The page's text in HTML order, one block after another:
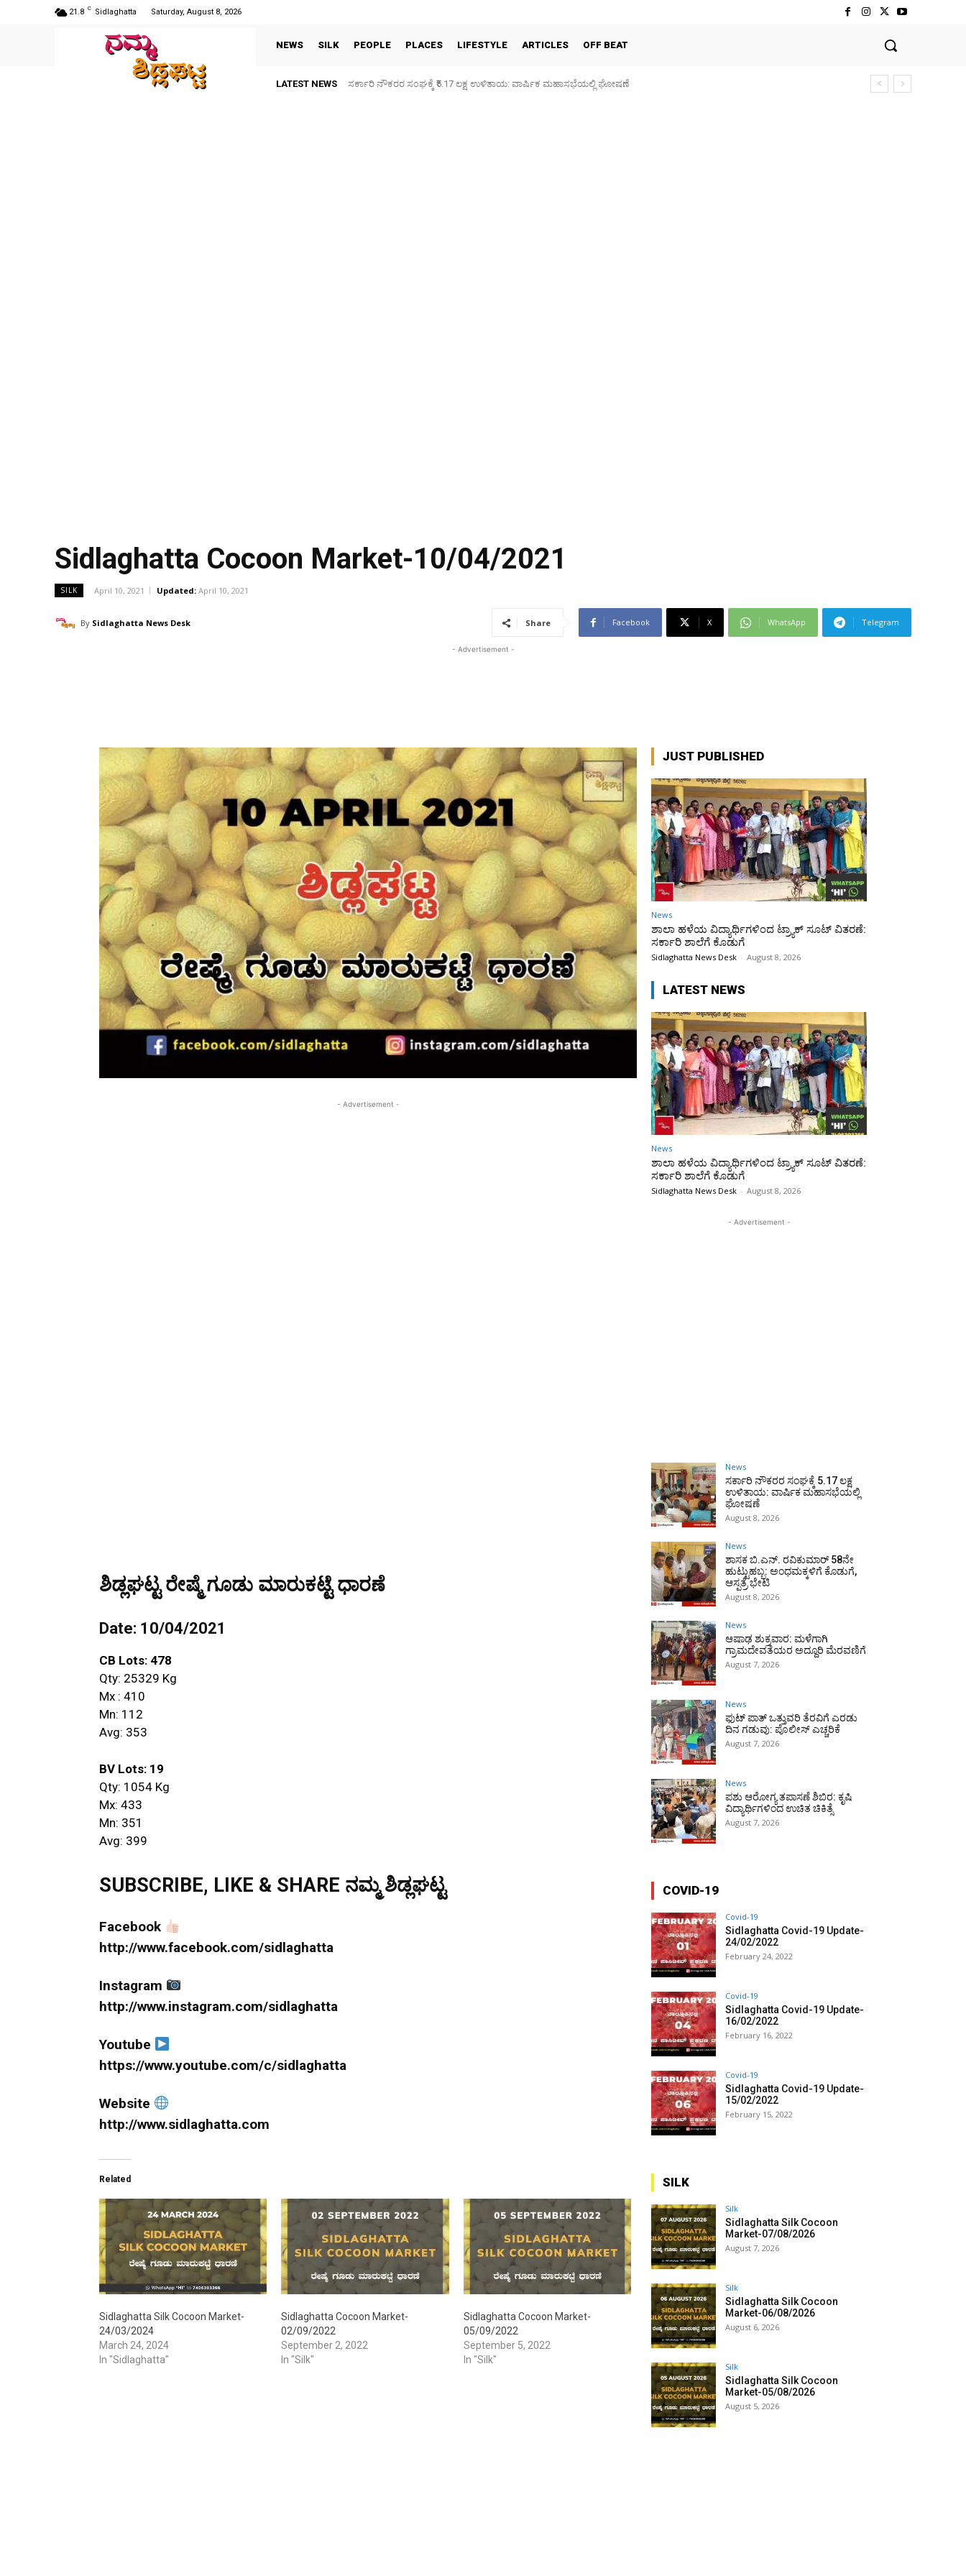
21.8 C Sidlaghatta Saturday, August 8, 2026
NEWS SILK PEOPLE PLACES LIFESTYLE ARTICLES OFF BEAT
LATEST NEWS ಶಾಸಕ ಬಿ.ಎನ್. ರವಿಕುಮಾರ್ 58ನೇ ಹುಟ್ಟುಹಬ್ಬ: ಅಂಧಮಕ್ಕಳಿಗೆ ಕೊಡುಗೆ, ಆಸ್ಪತ್ರೆ ಭೇಟಿ
Sidlaghatta Cocoon Market-10/04/2021
SILK April 10, 2021 Updated: April 10, 2021
By Sidlaghatta News Desk Share Facebook X WhatsApp Telegram
- Advertisement -
- Advertisement -
ಶಿಡ್ಲಘಟ್ಟ ರೇಷ್ಮೆ ಗೂಡು ಮಾರುಕಟ್ಟೆ ಧಾರಣೆ
Date: 10/04/2021
CB Lots: 478
Qty: 25329 Kg
Mx : 410
Mn: 112
Avg: 353
BV Lots: 19
Qty: 1054 Kg
Mx: 433
Mn: 351
Avg: 399
SUBSCRIBE, LIKE & SHARE ನಮ್ಮ ಶಿಡ್ಲಘಟ್ಟ
Facebook
http://www.facebook.com/sidlaghatta
Instagram
http://www.instagram.com/sidlaghatta
Youtube
https://www.youtube.com/c/sidlaghatta
Website
http://www.sidlaghatta.com
Related
Sidlaghatta Silk Cocoon Market-
24/03/2024
March 24, 2024
In "Sidlaghatta"
Sidlaghatta Cocoon Market-
02/09/2022
September 2, 2022
In "Silk"
Sidlaghatta Cocoon Market-
05/09/2022
September 5, 2022
In "Silk"
JUST PUBLISHED
News
ಶಾಲಾ ಹಳೆಯ ವಿದ್ಯಾರ್ಥಿಗಳಿಂದ ಟ್ರ್ಯಾಕ್‌ ಸೂಟ್ ವಿತರಣೆ:
ಸರ್ಕಾರಿ ಶಾಲೆಗೆ ಕೊಡುಗೆ
Sidlaghatta News Desk - August 8, 2026
LATEST NEWS
News
ಶಾಲಾ ಹಳೆಯ ವಿದ್ಯಾರ್ಥಿಗಳಿಂದ ಟ್ರ್ಯಾಕ್‌ ಸೂಟ್ ವಿತರಣೆ:
ಸರ್ಕಾರಿ ಶಾಲೆಗೆ ಕೊಡುಗೆ
Sidlaghatta News Desk - August 8, 2026
- Advertisement -
News
ಸರ್ಕಾರಿ ನೌಕರರ ಸಂಘಕ್ಕೆ ₹5.17 ಲಕ್ಷ
ಉಳಿತಾಯ: ವಾರ್ಷಿಕ ಮಹಾಸಭೆಯಲ್ಲಿ
ಘೋಷಣೆ
August 8, 2026
News
ಶಾಸಕ ಬಿ.ಎನ್. ರವಿಕುಮಾರ್ 58ನೇ
ಹುಟ್ಟುಹಬ್ಬ: ಅಂಧಮಕ್ಕಳಿಗೆ ಕೊಡುಗೆ,
ಆಸ್ಪತ್ರೆ ಭೇಟಿ
August 8, 2026
News
ಆಷಾಢ ಶುಕ್ರವಾರ: ಮಳೆಗಾಗಿ
ಗ್ರಾಮದೇವತೆಯರ ಅದ್ದೂರಿ ಮೆರವಣಿಗೆ
August 7, 2026
News
ಫುಟ್‌ ಪಾತ್ ಒತ್ತುವರಿ ತೆರವಿಗೆ ಎರಡು
ದಿನ ಗಡುವು: ಪೊಲೀಸ್ ಎಚ್ಚರಿಕೆ
August 7, 2026
News
ಪಶು ಆರೋಗ್ಯ ತಪಾಸಣೆ ಶಿಬಿರ: ಕೃಷಿ
ವಿದ್ಯಾರ್ಥಿಗಳಿಂದ ಉಚಿತ ಚಿಕಿತ್ಸೆ
August 7, 2026
COVID-19
Covid-19
Sidlaghatta Covid-19 Update-
24/02/2022
February 24, 2022
Covid-19
Sidlaghatta Covid-19 Update-
16/02/2022
February 16, 2022
Covid-19
Sidlaghatta Covid-19 Update-
15/02/2022
February 15, 2022
SILK
Silk
Sidlaghatta Silk Cocoon
Market-07/08/2026
August 7, 2026
Silk
Sidlaghatta Silk Cocoon
Market-06/08/2026
August 6, 2026
Silk
Sidlaghatta Silk Cocoon
Market-05/08/2026
August 5, 2026